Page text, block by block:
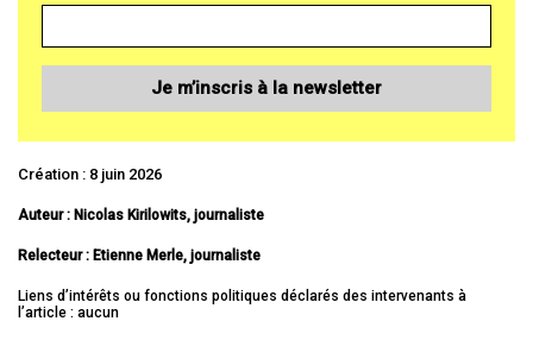
Je m’inscris à la newsletter
Création : 8 juin 2026
Auteur : Nicolas Kirilowits, journaliste
Relecteur : Etienne Merle, journaliste
Liens d’intérêts ou fonctions politiques déclarés des intervenants à
l’article : aucun